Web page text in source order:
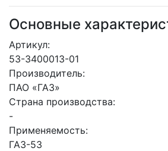
Основные
Артикул:
53-3400013-01
Производитель:
ПАО «ГАЗ»
Страна производства:
-
Применяемость:
ГАЗ-53